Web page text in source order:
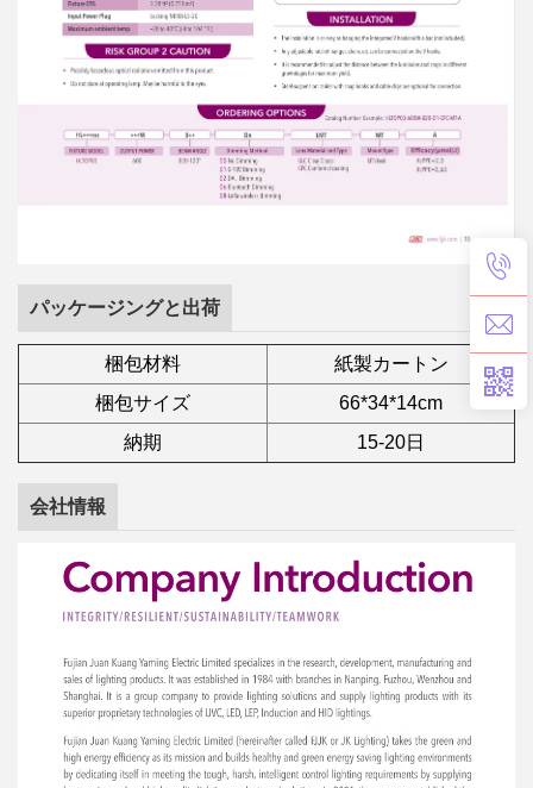
パッケージングと出荷
梱包材料
紙製カートン
梱包サイズ
66*34*14cm
納期
15-20日
会社情報